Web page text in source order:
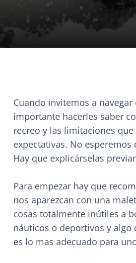
Cuando invitemos a
importante hacerles saber
recreo y las limitaciones
expectativas. No
Hay que explicárselas
Para empezar hay que
nos aparezcan con una
cosas totalmente inútiles a
náuticos o deportivos y algo
es lo mas adecuado para